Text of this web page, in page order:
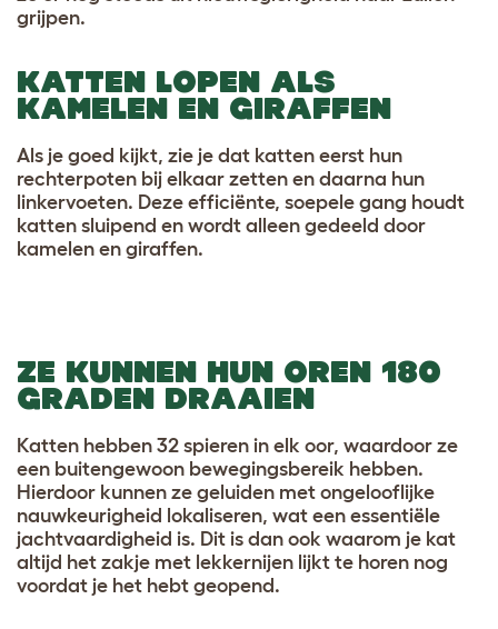
grijpen.
KATTEN LOPEN ALS
KAMELEN EN GIRAFFEN
Als je goed kijkt, zie je dat katten eerst hun
rechterpoten bij elkaar zetten en daarna hun
linkervoeten. Deze efficiënte, soepele gang houdt
katten sluipend en wordt alleen gedeeld door
kamelen en giraffen.
ZE KUNNEN HUN OREN 180
GRADEN DRAAIEN
Katten hebben 32 spieren in elk oor, waardoor ze
een buitengewoon bewegingsbereik hebben.
Hierdoor kunnen ze geluiden met ongelooflijke
nauwkeurigheid lokaliseren, wat een essentiële
jachtvaardigheid is. Dit is dan ook waarom je kat
altijd het zakje met lekkernijen lijkt te horen nog
voordat je het hebt geopend.